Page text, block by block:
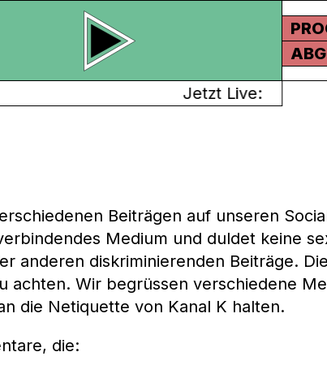
Jetzt Live:
Beiträgen auf unseren
Medium und duldet keine
anderen diskriminierenden Beiträge.
Wir begrüssen verschiedene
die Netiquette von Kanal K halten.
die: